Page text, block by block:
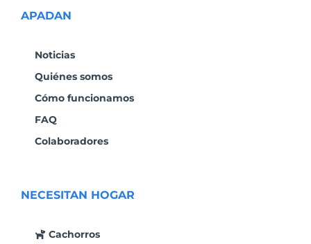
APADAN
Noticias
Quiénes somos
Cómo funcionamos
FAQ
Colaboradores
NECESITAN HOGAR
Cachorros